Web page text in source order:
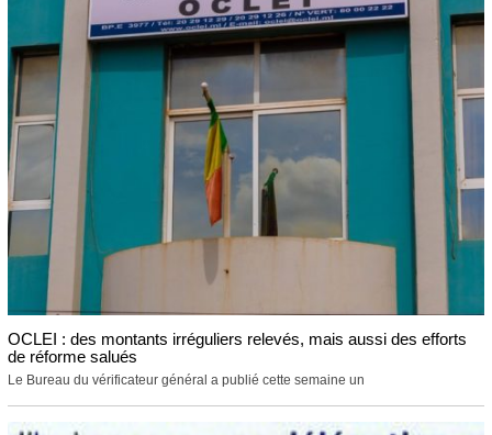
OCLEI : des montants irréguliers relevés, mais aussi des efforts
de réforme salués
Le Bureau du vérificateur général a publié cette semaine un